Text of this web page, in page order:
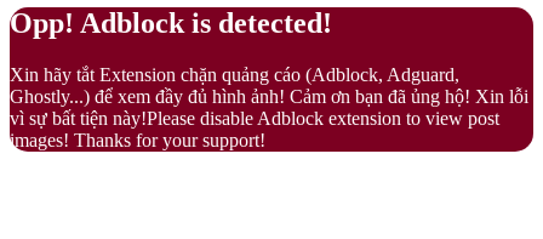
Back
to
button
Close
Opp! Adblock is detected!
Xin hãy tắt Extension chặn quảng cáo (Adblock, Adguard,
Ghostly...) để xem đầy đủ hình ảnh! Cảm ơn bạn đã ủng hộ! Xin lỗi
vì sự bất tiện này!Please disable Adblock extension to view post
images! Thanks for your support!